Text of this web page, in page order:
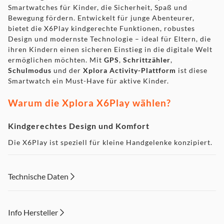
Smartwatches für Kinder, die Sicherheit, Spaß und
Bewegung fördern. Entwickelt für junge Abenteurer,
bietet die X6Play kindgerechte Funktionen, robustes
Design und modernste Technologie – ideal für Eltern, die
ihren Kindern einen sicheren Einstieg in die digitale Welt
ermöglichen möchten. Mit GPS, Schrittzähler,
Schulmodus und der Xplora Activity-Plattform ist diese
Smartwatch ein Must-Have für aktive Kinder.
Warum die Xplora X6Play wählen?
Kindgerechtes Design und Komfort
Die X6Play ist speziell für kleine Handgelenke konzipiert.
Tragekomfort. Zwei austauschbare Frames in
und Stöße macht – ideal für den turbulenten Alltag von
Technische Daten
Info Hersteller